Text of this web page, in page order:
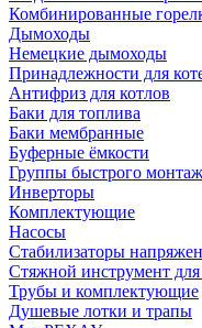
Комбинированные
Дымоходы
Немецкие дымоходы
Принадлежности для
Антифриз для котлов
Баки для топлива
Баки мембранные
Буферные ёмкости
Группы быстрого
Инверторы
Комплектующие
Насосы
Стабилизаторы
Стяжной инструмент
Трубы и комплектующие
Душевые лотки и трапы